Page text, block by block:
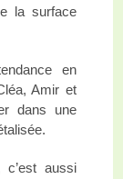
la surface
en
Amir et
dans une
c’est aussi